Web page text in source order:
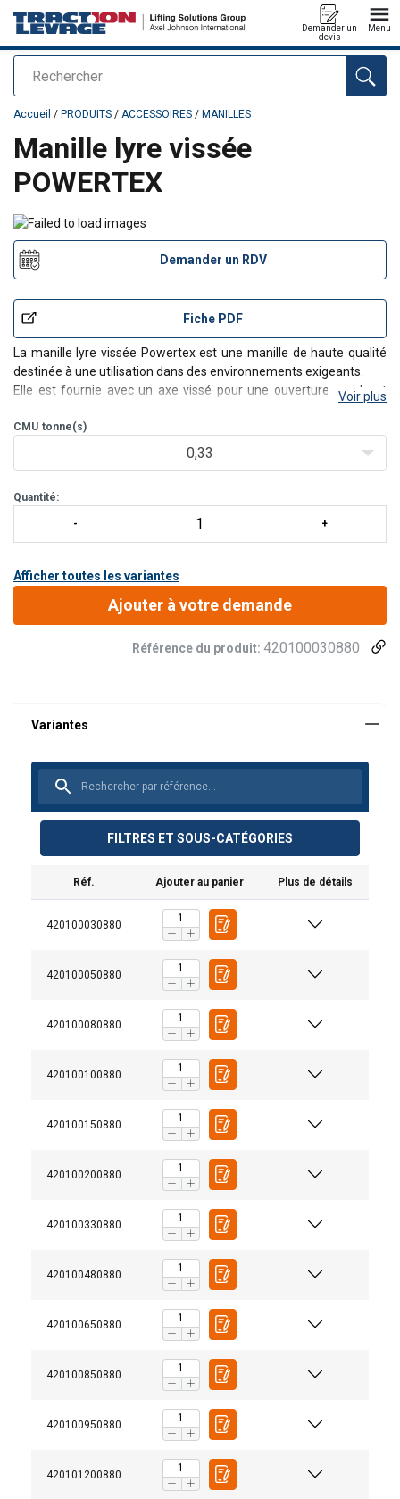
Rechercher
Demander un
devis
Menu
Ajouté au panier
Accueil / PRODUITS / ACCESSOIRES / MANILLES
Manille lyre vissée
POWERTEX
Demander un RDV
Fiche PDF
La manille lyre vissée Powertex est une manille de haute qualité
destinée à une utilisation dans des environnements exigeants.
Elle est fournie avec un axe vissé pour une ouverture rapide et
La manille est conforme à la
exigences de performance de la spéc
Voir plus
CMU tonne(s)
0,33
Quantité:
Afficher toutes les variantes
Ajouter à votre demande
Référence du produit: 420100030880
FILTRES ET SOUS-CATÉGORIES
Réf. Ajouter au panier Plus de détails
420100030880
420100050880
420100080880
420100100880
420100150880
420100200880
420100330880
420100480880
420100650880
420100850880
420100950880
420101200880